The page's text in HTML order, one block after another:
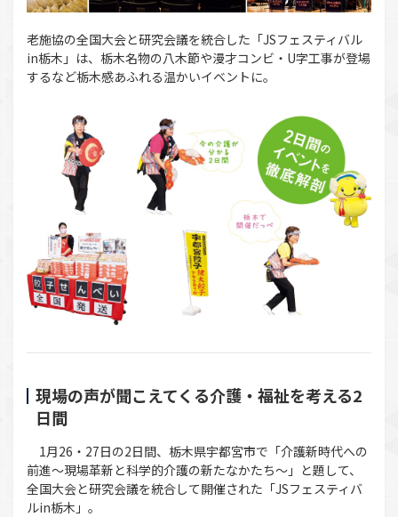
老施協の全国大会と研究会議を統合した「JSフェスティバル
in栃木」は、栃木名物の八木節や漫才コンビ・U字工事が登場
するなど栃木感あふれる温かいイベントに。
現場の声が聞こえてくる介護・福祉を考える2
日間
1月26・27日の2日間、栃木県宇都宮市で「介護新時代への
前進～現場革新と科学的介護の新たなかたち～」と題して、
全国大会と研究会議を統合して開催された「JSフェスティバ
ルin栃木」。